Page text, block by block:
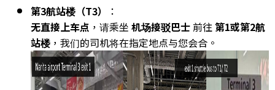
第3航站楼（T3）
：
无直接上车点 ，请乘坐 机场接驳巴士前往第1或第2航
站楼，我们的司机将在指定地点与您会合。